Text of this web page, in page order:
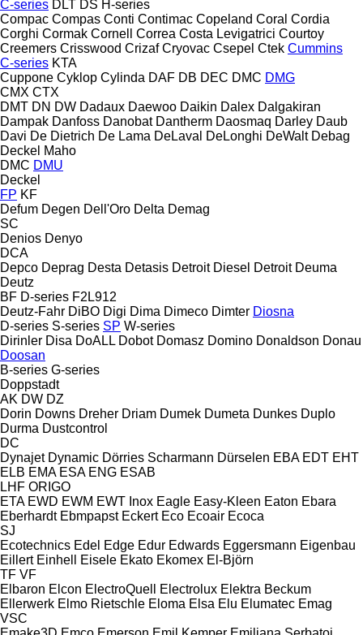
C-series DLT DS H-series
Compac Compas Conti Contimac Copeland Coral Cordia
Corghi Cormak Cornell Correa Costa Levigatrici Courtoy
Creemers Crisswood Crizaf Cryovac Csepel Ctek Cummins
C-series KTA
Cuppone Cyklop Cylinda DAF DB DEC DMC DMG
CMX CTX
DMT DN DW Dadaux Daewoo Daikin Dalex Dalgakiran
Dampak Danfoss Danobat Dantherm Daosmaq Darley Daub
Davi De Dietrich De Lama DeLaval DeLonghi DeWalt Debag
Deckel Maho
DMC DMU
Deckel
FP KF
Defum Degen Dell'Oro Delta Demag
SC
Denios Denyo
DCA
Depco Deprag Desta Detasis Detroit Diesel Detroit Deuma
Deutz
BF D-series F2L912
Deutz-Fahr DiBO Digi Dima Dimeco Dimter Diosna
D-series S-series SP W-series
Dirinler Disa DoALL Dobot Domasz Domino Donaldson Donau
Doosan
B-series G-series
Doppstadt
AK DW DZ
Dorin Downs Dreher Driam Dumek Dumeta Dunkes Duplo
Durma Dustcontrol
DC
Dynajet Dynamic Dörries Scharmann Dürselen EBA EDT EHT
ELB EMA ESA ENG ESAB
LHF ORIGO
ETA EWD EWM EWT Inox Eagle Easy-Kleen Eaton Ebara
Eberhardt Ebmpapst Eckert Eco Ecoair Ecoca
SJ
Ecotechnics Edel Edge Edur Edwards Eggersmann Eigenbau
Eillert Einhell Eisele Ekato Ekomex El-Björn
TF VF
Elbaron Elcon ElectroQuell Electrolux Elektra Beckum
Ellerwerk Elmo Rietschle Eloma Elsa Elu Elumatec Emag
VSC